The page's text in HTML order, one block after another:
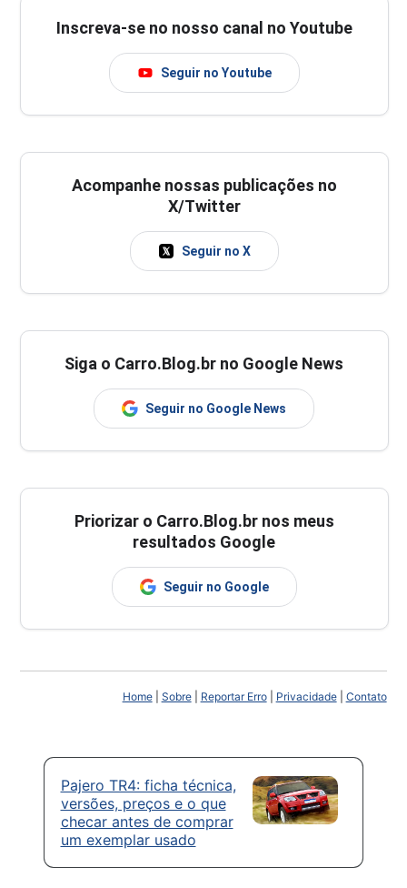
Inscreva-se no nosso canal no Youtube
Seguir no Youtube
Acompanhe nossas publicações no
X/Twitter
Seguir no X
Siga o Carro.Blog.br no Google News
Seguir no Google News
Priorizar o Carro.Blog.br nos meus
resultados Google
Seguir no Google
Home| Sobre| Reportar Erro| Privacidade| Contato
Pajero TR4: ficha técnica,
versões, preços e o que
checar antes de comprar
um exemplar usado